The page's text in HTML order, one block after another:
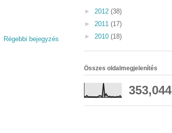
Régebbi bejegyzés
► 2012 (38)
► 2011 (17)
► 2010 (18)
Összes oldalmegjelenítés
353,044